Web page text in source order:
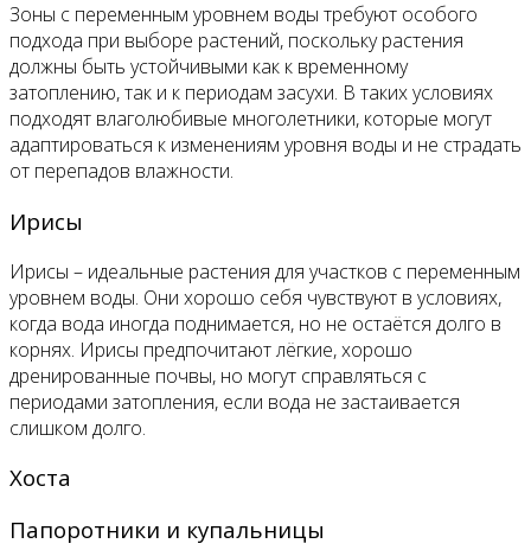
Зоны с переменным уровнем воды требуют особого
подхода при выборе растений, поскольку растения
должны быть устойчивыми как к временному
затоплению, так и к периодам засухи. В таких условиях
подходят влаголюбивые многолетники, которые могут
адаптироваться к изменениям уровня воды и не страдать
от перепадов влажности.
Ирисы
Ирисы – идеальные растения для участков с переменным
уровнем воды. Они хорошо себя чувствуют в условиях,
когда вода иногда поднимается, но не остаётся долго в
корнях. Ирисы предпочитают лёгкие, хорошо
дренированные почвы, но могут справляться с
периодами затопления, если вода не застаивается
слишком долго.
Хоста
Папоротники и купальницы